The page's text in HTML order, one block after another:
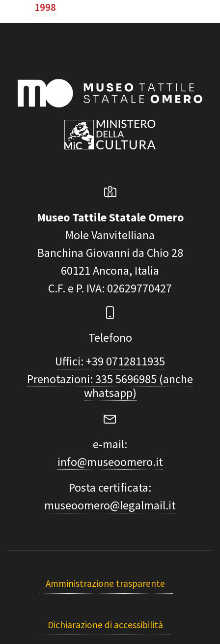
1998
Museo Tattile Statale Omero
Mole Vanvitelliana
Banchina Giovanni da Chio 28
60121Ancona, Italia
C.F. e P. IVA: 02629770427
Telefono
Uffici: +39 0712811935
Prenotazioni: 335 5696985 (anche
whatsapp)
e-mail:
info@museoomero.it
Posta certificata:
museoomero@legalmail.it
Amministrazione trasparente
Dichiarazione di accessibilità